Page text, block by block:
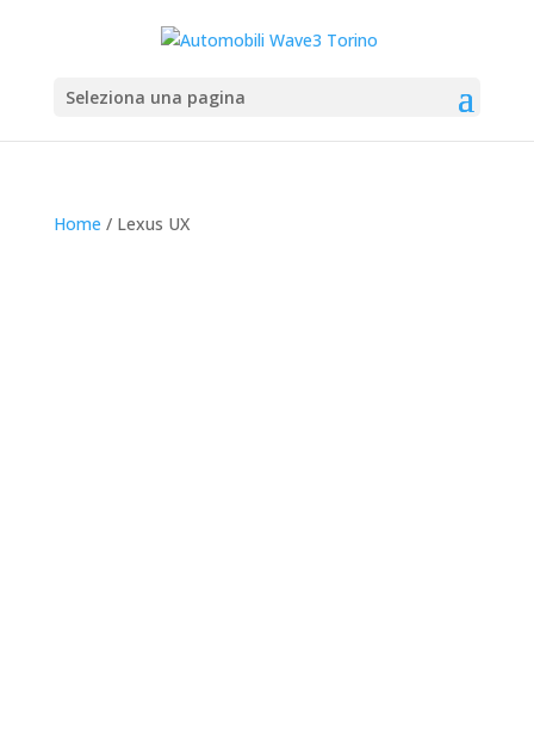
Seleziona una pagina
Home / Lexus UX